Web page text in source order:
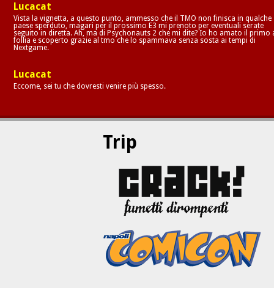
Lucacat
Vista la vignetta, a questo punto, ammesso che il TMO non finisca in qualche
paese sperduto, magari per il prossimo E3 mi prenoto per eventuali serate
seguito in diretta. Ah, ma di Psychonauts 2 che mi dite? Io ho amato il primo
follia e scoperto grazie al tmo che lo spammava senza sosta ai tempi di
Nextgame.
Lucacat
Eccome, sei tu che dovresti venire più spesso.
Trip